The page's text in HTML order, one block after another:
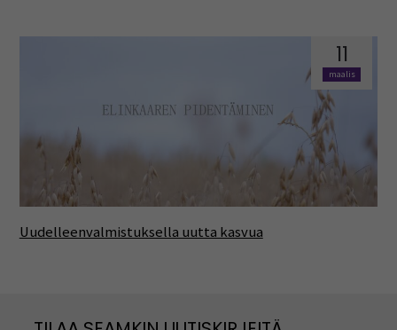
11
maalis
Uudelleenvalmistuksella uutta kasvua